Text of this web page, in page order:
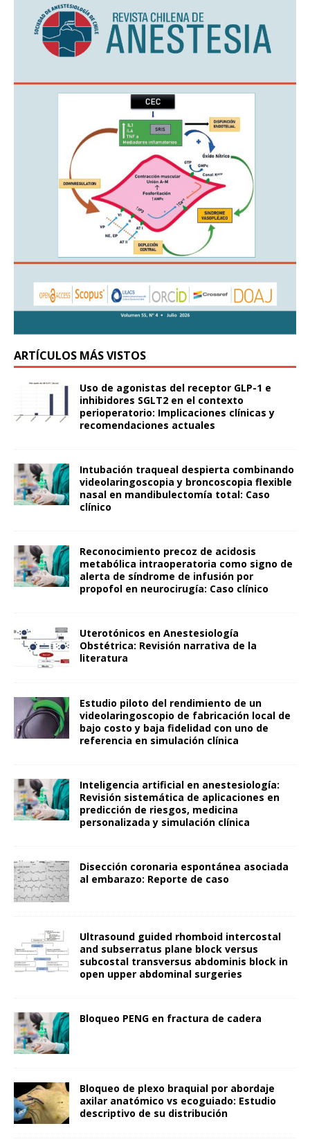
ARTÍCULOS MÁS VISTOS
Uso de agonistas del receptor GLP-1 e
inhibidores SGLT2 en el contexto
perioperatorio: Implicaciones clínicas y
recomendaciones actuales
Intubación traqueal despierta combinando
videolaringoscopia y broncoscopia flexible
nasal en mandibulectomía total: Caso
clínico
Reconocimiento precoz de acidosis
metabólica intraoperatoria como signo de
alerta de síndrome de infusión por
propofol en neurocirugía: Caso clínico
Uterotónicos en Anestesiología
Obstétrica: Revisión narrativa de la
literatura
Estudio piloto del rendimiento de un
videolaringoscopio de fabricación local de
bajo costo y baja fidelidad con uno de
referencia en simulación clínica
Inteligencia artificial en anestesiología:
Revisión sistemática de aplicaciones en
predicción de riesgos, medicina
personalizada y simulación clínica
Disección coronaria espontánea asociada
al embarazo: Reporte de caso
Ultrasound guided rhomboid intercostal
and subserratus plane block versus
subcostal transversus abdominis block in
open upper abdominal surgeries
Bloqueo PENG en fractura de cadera
Bloqueo de plexo braquial por abordaje
axilar anatómico vs ecoguiado: Estudio
descriptivo de su distribución